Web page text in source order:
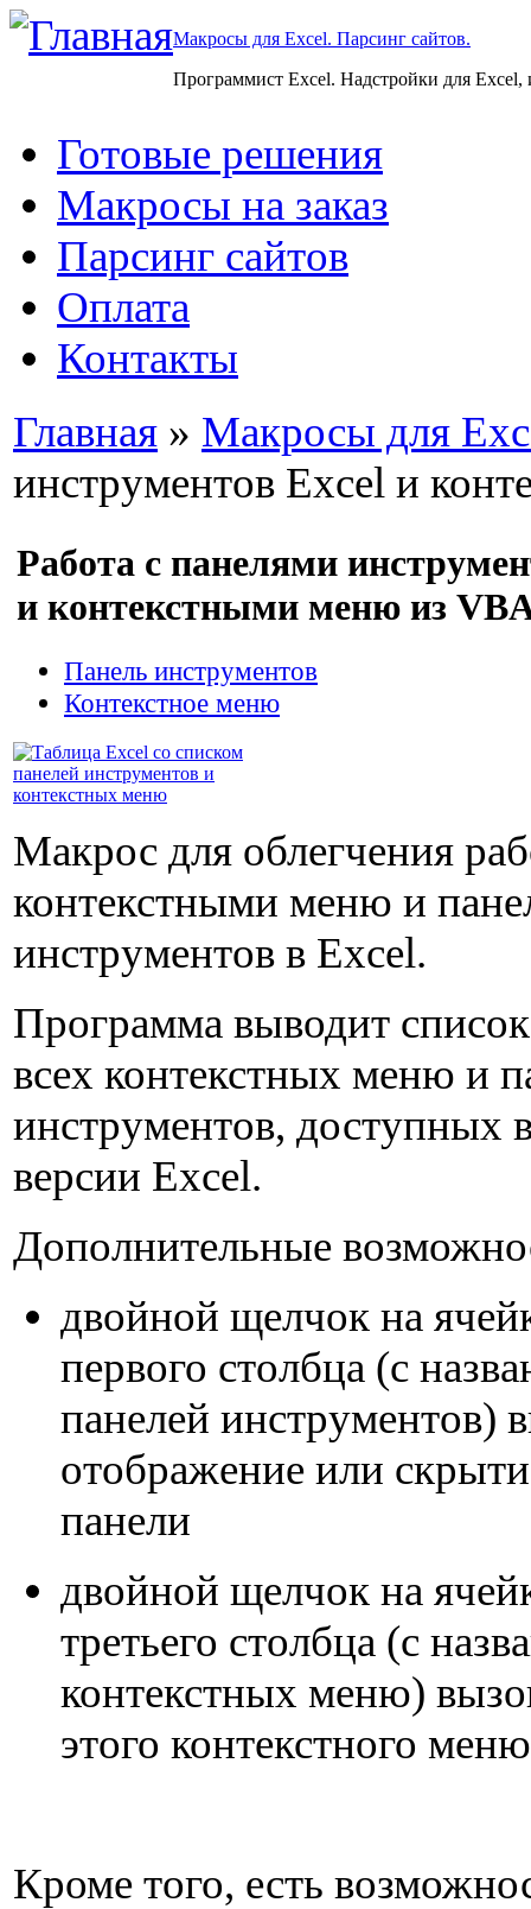
Макросы для Excel. Парсинг сайтов.
Программист Excel. Надстройки для Excel,
Готовые решения
Макросы на заказ
Парсинг сайтов
Оплата
Контакты
Главная » Макросы для
инструментов Excel и
Работа с панелями
и контекстными меню из
Панель инструментов
Контекстное меню
Макрос для облегчения
контекстными меню и
инструментов в Excel.
Программа выводит список
всех контекстных меню и
инструментов, доступных
версии Excel.
Дополнительные
двойной щелчок на
первого столбца (с
панелей инструментов)
отображение или
панели
двойной щелчок на
третьего столбца (с
контекстных меню)
этого контекстного меню
Кроме того, есть